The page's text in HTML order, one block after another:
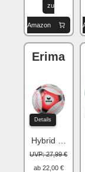
zu
Amazon
Erima
Details
Hybrid Lite
UVP: 27,99 €
ab 22,00 €